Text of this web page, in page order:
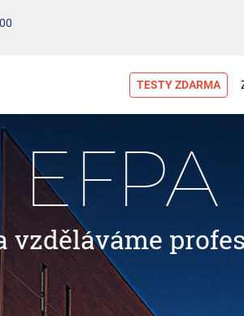
TESTY ZDARMA
EFPA
vzděláváme